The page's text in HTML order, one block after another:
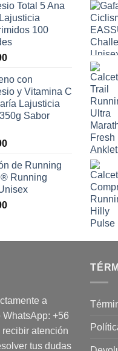
Total 5 Ana
100
con
y Vitamina C
Lajusticia
Sabor
de Running
Running
a
WhatsApp: +56
recibir atención
tus dudas